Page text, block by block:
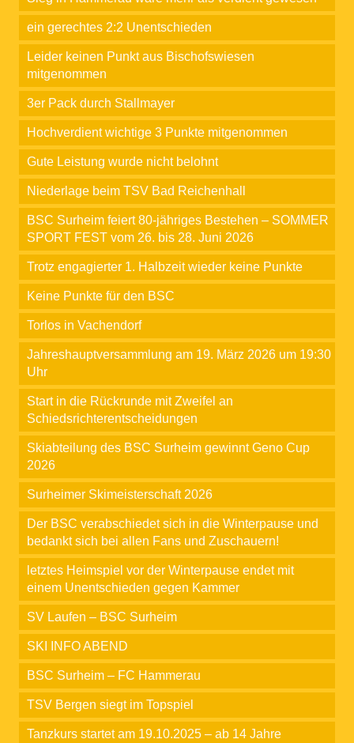
ein gerechtes 2:2 Unentschieden
Leider keinen Punkt aus Bischofswiesen
mitgenommen
3er Pack durch Stallmayer
Hochverdient wichtige 3 Punkte mitgenommen
Gute Leistung wurde nicht belohnt
Niederlage beim TSV Bad Reichenhall
BSC Surheim feiert 80-jähriges Bestehen – SOMMER
SPORT FEST vom 26. bis 28. Juni 2026
Trotz engagierter 1. Halbzeit wieder keine Punkte
Keine Punkte für den BSC
Torlos in Vachendorf
Jahreshauptversammlung am 19. März 2026 um 19:30
Uhr
Start in die Rückrunde mit Zweifel an
Schiedsrichterentscheidungen
Skiabteilung des BSC Surheim gewinnt Geno Cup
2026
Surheimer Skimeisterschaft 2026
Der BSC verabschiedet sich in die Winterpause und
bedankt sich bei allen Fans und Zuschauern!
letztes Heimspiel vor der Winterpause endet mit
einem Unentschieden gegen Kammer
SV Laufen – BSC Surheim
SKI INFO ABEND
BSC Surheim – FC Hammerau
TSV Bergen siegt im Topspiel
Tanzkurs startet am 19.10.2025 – ab 14 Jahre